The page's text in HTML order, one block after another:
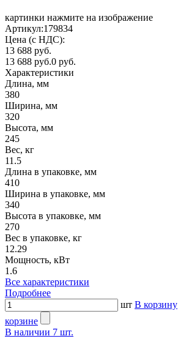
картинки нажмите на изображение
Артикул:179834
Цена (с НДС):
13 688 руб.
13 688 руб.0 руб.
Характеристики
Длина, мм
380
Ширина, мм
320
Высота, мм
245
Вес, кг
11.5
Длина в упаковке, мм
410
Ширина в упаковке, мм
340
Высота в упаковке, мм
270
Вес в упаковке, кг
12.29
Мощность, кВт
1.6
Все характеристики
Подробнее
шт В корзину
корзине
В наличии 7 шт.